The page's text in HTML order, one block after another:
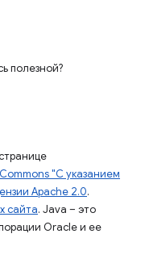
полезной?
"С указанием
Apache 2.0.
сайта. Java – это
Oracle и ее